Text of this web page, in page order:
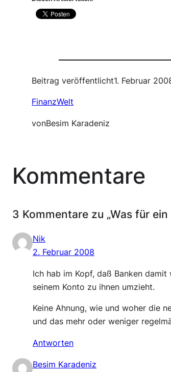
Beitrag veröffentlicht1. Februar
FinanzWelt
vonBesim Karadeniz
Kommentare
3 Kommentare zu „Was für
Nik
2. Februar 2008
Ich hab im Kopf, daß Banken
seinem Konto zu ihnen umzieht.
Keine Ahnung, wie und woher die
und das mehr oder weniger
Antworten
Besim Karadeniz